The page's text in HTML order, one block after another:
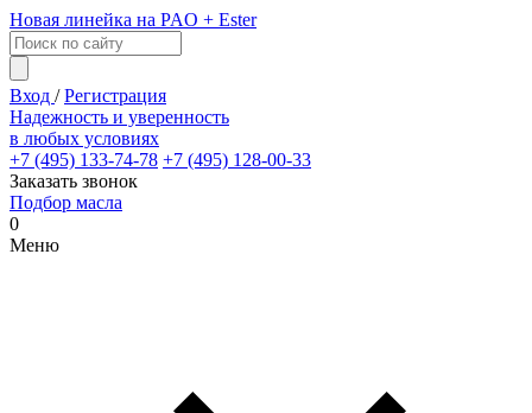
Новая линейка на PAO + Ester
Вход /Регистрация
Надежность и уверенность
в любых условиях
+7 (495) 133-74-78 +7 (495) 128-00-33
Заказать звонок
Подбор масла
0
Меню